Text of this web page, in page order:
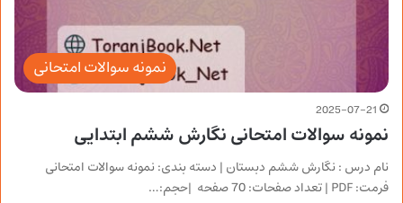
نمونه سوالات امتحانی
2025-07-21
نمونه سوالات امتحانی نگارش ششم ابتدایی
نام درس : نگارش ششم دبستان | دسته بندی: نمونه سوالات امتحانی
فرمت: PDF | تعداد صفحات: 70 صفحه |حجم:…